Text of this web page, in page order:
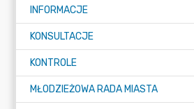
INFORMACJE
KONSULTACJE
KONTROLE
MŁODZIEŻOWA RADA MIASTA